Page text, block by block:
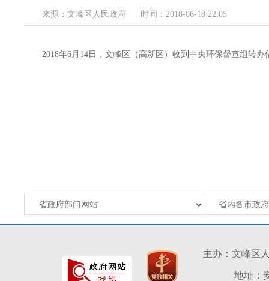
来源：文峰区人民政府 时间：2018-06-18 22:05
2018年6月14日，文峰区（高新区）收到中央环保督查组转
主办：文峰区
地址：